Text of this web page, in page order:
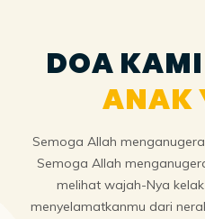
DOA KAMI
ANAK
Semoga Allah
Semoga Allah
melihat wajah-Nya
menyelamatkanmu dari